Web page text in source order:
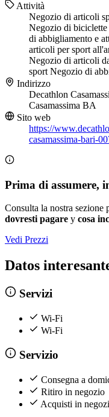
Attività
Negozio di articoli
Negozio di biciclette
di abbigliamento e
articoli per sport
Negozio di articoli
sport Negozio di
Indirizzo
Decathlon
Casamassima BA
Sito web
https://
casamassima-bari-
Prima di assumere,
Consulta la nostra sezione
dovresti pagare y cosa
Vedi Prezzi
Datos
Servizi
Wi-Fi
Wi-Fi
Servizio
Consegna a
Ritiro in negozio
Acquisti in